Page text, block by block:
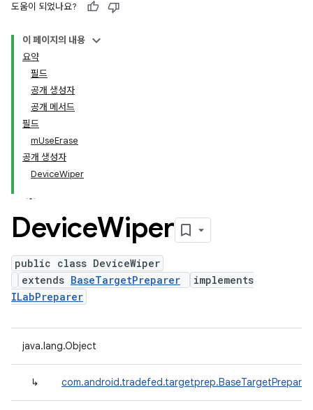
도움이 되었나요?
이 페이지의 내용
요약
필드
공개 생성자
공개 메서드
필드
mUseErase
공개 생성자
DeviceWiper
DeviceWiper
public class DeviceWiper
extends BaseTargetPreparer
implements
ILabPreparer
java.lang.Object
↳ com.android.tradefed.targetprep.BaseTargetPreparer